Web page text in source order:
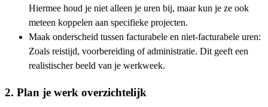
Hiermee houd je niet alleen je uren bij, maar kun je ze ook
meteen koppelen aan specifieke projecten.
Maak onderscheid tussen facturabele en niet-facturabele uren:
Zoals reistijd, voorbereiding of administratie. Dit geeft een
realistischer beeld van je werkweek.
2. Plan je werk overzichtelijk